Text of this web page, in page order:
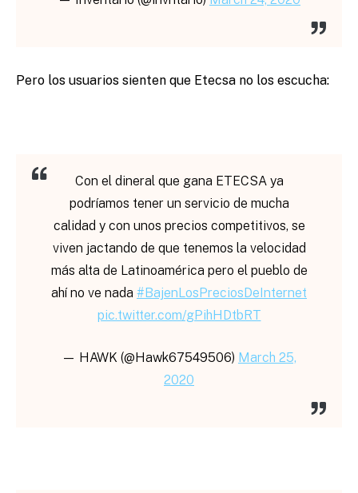
Pero los usuarios sienten que Etecsa no los escucha:
Con el dineral que gana ETECSA ya
podríamos tener un servicio de mucha
calidad y con unos precios competitivos, se
viven jactando de que tenemos la velocidad
más alta de Latinoamérica pero el pueblo de
ahí no ve nada #BajenLosPreciosDeInternet
pic.twitter.com/gPihHDtbRT
— HAWK (@Hawk67549506) March 25,
2020